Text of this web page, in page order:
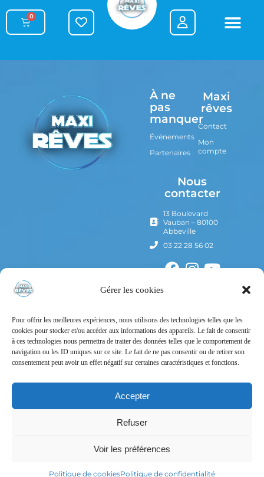
Gérer les cookies
Pour offrir les meilleures expériences, nous utilisons des technologies telles que les
cookies pour stocker et/ou accéder aux informations des appareils. Le fait de consentir
à ces technologies nous permettra de traiter des données telles que le comportement de
navigation ou les ID uniques sur ce site. Le fait de ne pas consentir ou de retirer son
consentement peut avoir un effet négatif sur certaines caractéristiques et fonctions.
Accepter
Refuser
Voir les préférences
Politique de cookiesPolitique de confidentialité
0
À ne
pas
manquer
Événements
Partenaires
Maxi
rêves
Contact
Mon
compte
Nous
contacter
13 Boulevard
Vauban – 80100
Abbeville
03 22 28 56 02